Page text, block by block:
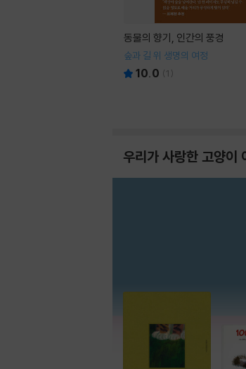
동물의 향기, 인간의 풍경
숲과 길 위 생명의 여정
10.0 (1 )
우리가 사랑한 고양이